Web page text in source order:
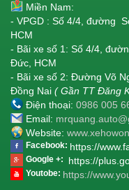
Miền Nam:
- VPGD : Số 4/4, đường
HCM
- Bãi xe số 1: Số 4/4,
Đức, HCM
- Bãi xe số 2: Đường Võ
Đồng Nai ( Gần TT Đăng
Điện thoại: 0986 005
Email:
Website:
Facebook: https://
Google +: https://
Youtobe: https://